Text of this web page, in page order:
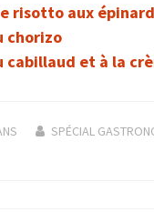
risotto aux
chorizo
cabillaud et à la
SPÉCIAL